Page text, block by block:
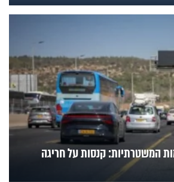
המשטרתיות: קנסות על חריגה